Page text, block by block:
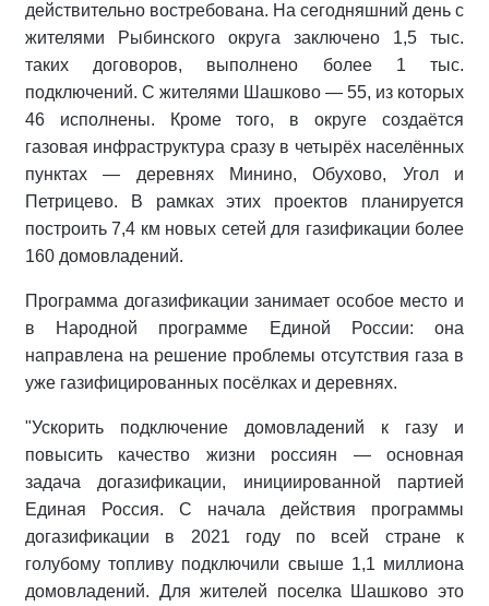
действительно востребована. На сегодняшний день с
жителями Рыбинского округа заключено 1,5 тыс.
таких договоров, выполнено более 1 тыс.
подключений. С жителями Шашково — 55, из которых
46 исполнены. Кроме того, в округе создаётся
газовая инфраструктура сразу в четырёх населённых
пунктах — деревнях Минино, Обухово, Угол и
Петрицево. В рамках этих проектов планируется
построить 7,4 км новых сетей для газификации более
160 домовладений.
Программа догазификации занимает особое место и
в Народной программе Единой России: она
направлена на решение проблемы отсутствия газа в
уже газифицированных посёлках и деревнях.
"Ускорить подключение домовладений к газу и
повысить качество жизни россиян — основная
задача догазификации, инициированной партией
Единая Россия. С начала действия программы
догазификации в 2021 году по всей стране к
голубому топливу подключили свыше 1,1 миллиона
домовладений. Для жителей поселка Шашково это